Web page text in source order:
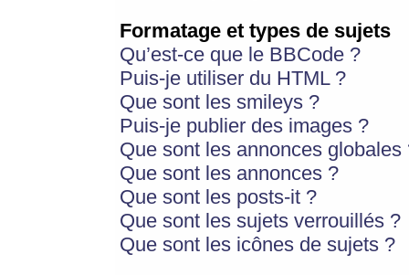
Formatage et types de sujets
Qu’est-ce que le BBCode ?
Puis-je utiliser du HTML ?
Que sont les smileys ?
Puis-je publier des images ?
Que sont les annonces globales
Que sont les annonces ?
Que sont les posts-it ?
Que sont les sujets verrouillés ?
Que sont les icônes de sujets ?